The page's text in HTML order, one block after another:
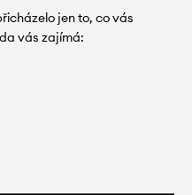
jen to, co vás
vás zajímá: